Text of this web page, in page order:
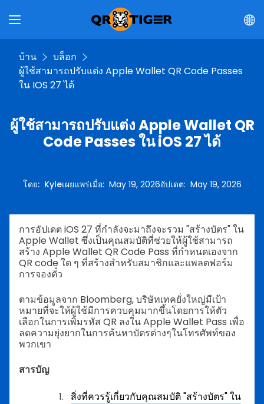
บ้าน
บล็อก
ผู้ใช้สามารถปรับแต่ง Apple Wallet QR Code Passes
ใน IOS 27 ได้
ผู้ใช้สามารถปรับแต่ง Apple Wallet QR
Code Passes ใน iOS 27 ได้
โดย: Kyleเผยแพร่เมื่อ: May 19, 2026อัปเดต: May 19, 2026
การอัปเดต iOS 27 ที่กำลังจะมาถึงจะรวม "สร้างบัตร" ใน
Apple Wallet ซึ่งเป็นคุณสมบัติที่ช่วยให้ผู้ใช้สามารถ
สร้าง Apple Wallet QR Code Pass ที่กำหนดเองจาก
QR code ใด ๆ ที่สร้างสำหรับสมาชิกและแพลตฟอร์ม
การจองตั๋ว
ตามข้อมูลจาก Bloomberg, บริษัทเทคยั่งใหญ่มีเป้า
หมายที่จะให้ผู้ใช้มีการควบคุมมากขึ้นโดยการให้ตัว
เลือกในการเพิ่มรหัส QR ลงใน Apple Wallet Pass เพื่อ
ลดความยุ่งยากในการค้นหาบัตรต่างๆในโทรศัพท์ของ
พวกเขา
สารบัญ
สิ่งที่ควรรู้เกี่ยวกับคุณสมบัติ "สร้างบัตร" ใน